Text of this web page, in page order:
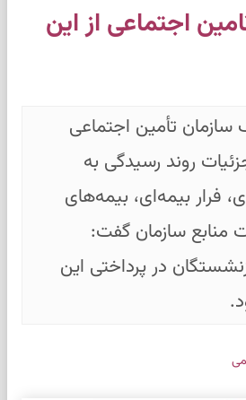
اجتماعی از این
تأمین اجتماعی
روند رسیدگی به
فرار بیمه‌ای، بیمه‌های
منابع سازمان گفت:
در پرداختی این